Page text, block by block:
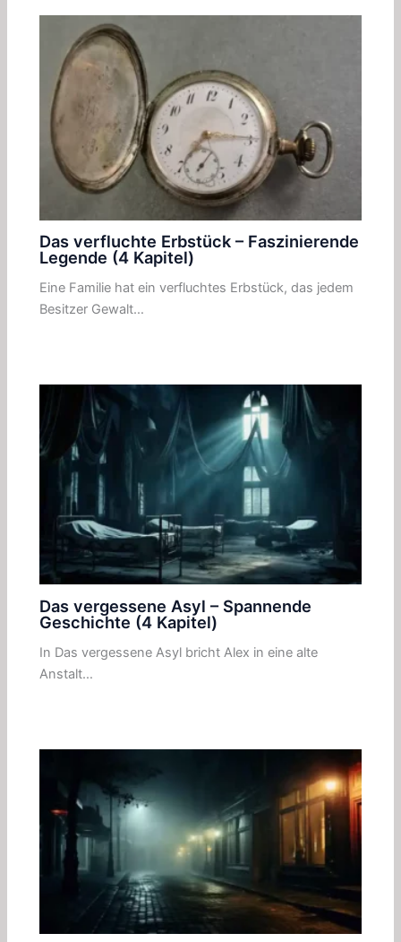
Das verfluchte Erbstück – Faszinierende
Legende (4 Kapitel)
Eine Familie hat ein verfluchtes Erbstück, das jedem
Besitzer Gewalt…
Das vergessene Asyl – Spannende
Geschichte (4 Kapitel)
In Das vergessene Asyl bricht Alex in eine alte
Anstalt…